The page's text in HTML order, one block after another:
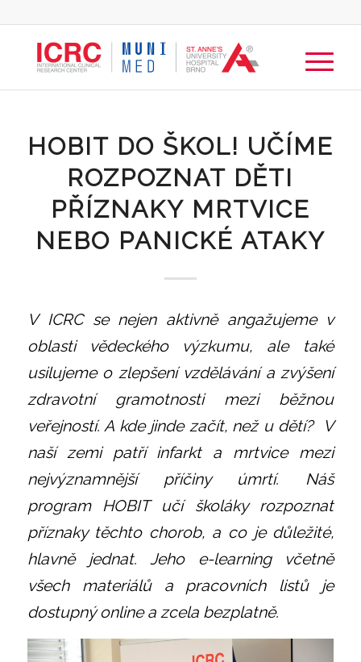
HOBIT DO ŠKOL! UČÍME
ROZPOZNAT DĚTI
PŘÍZNAKY MRTVICE
NEBO PANICKÉ ATAKY
V ICRC se nejen aktivně angažujeme v
oblasti vědeckého výzkumu, ale také
usilujeme o zlepšení vzdělávání a zvýšení
zdravotní gramotnosti mezi běžnou
veřejností. A kde jinde začít, než u dětí? V
naší zemi patří infarkt a mrtvice mezi
nejvýznamnější příčiny úmrtí. Náš
program HOBIT učí školáky rozpoznat
příznaky těchto chorob, a co je důležité,
hlavně jednat. Jeho e-learning včetně
všech materiálů a pracovních listů je
dostupný online a zcela bezplatně.